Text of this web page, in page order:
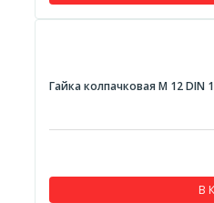
Гайка колпачковая М 12 DIN
В